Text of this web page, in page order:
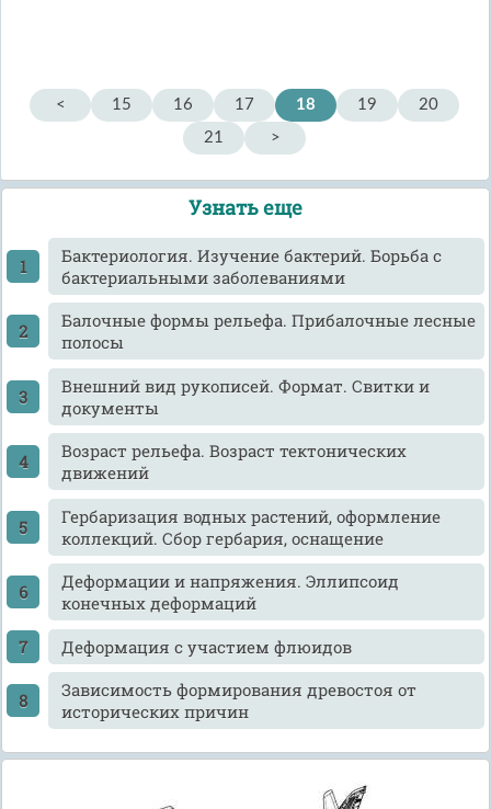
< 15 16 17 18 19
20
21
>
Узнать еще
Бактериология. Изучение бактерий. Борьба с
бактериальными заболеваниями
Балочные формы рельефа. Прибалочные лесные
полосы
Внешний вид рукописей. Формат. Свитки и
документы
Возраст рельефа. Возраст тектонических
движений
Гербаризация водных растений, оформление
коллекций. Сбор гербария, оснащение
Деформации и напряжения. Эллипсоид
конечных деформаций
Деформация с участием флюидов
Зависимость формирования древостоя от
исторических причин